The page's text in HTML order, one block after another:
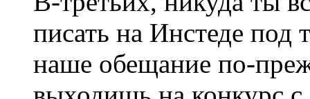
писать на Инстеде под
наше обещание по-